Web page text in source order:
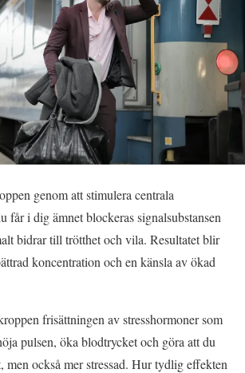
genom att stimulera centrala
får i dig ämnet blockeras signalsubstansen
bidrar till trötthet och vila. Resultatet blir
koncentration och en känsla av ökad
frisättningen av stresshormoner som
pulsen, öka blodtrycket och göra att du
men också mer stressad. Hur tydlig effekten